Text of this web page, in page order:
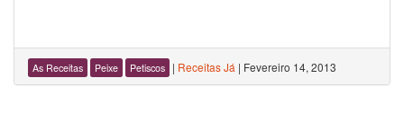
As Receitas Peixe Petiscos | Receitas Já | Fevereiro 14, 2013